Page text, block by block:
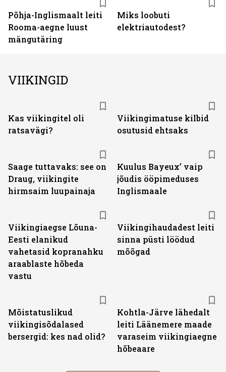
Põhja-Inglismaalt leiti
Rooma-aegne luust
mängutäring
Miks loobuti
elektriautodest?
VIIKINGID
Kas viikingitel oli
ratsavägi?
Viikingimatuse kilbid
osutusid ehtsaks
Saage tuttavaks: see on
Draug, viikingite
hirmsaim luupainaja
Kuulus Bayeux’ vaip
jõudis ööpimeduses
Inglismaale
Viikingiaegse Lõuna-
Eesti elanikud
vahetasid kopranahku
araablaste hõbeda
vastu
Viikingihaudadest leiti
sinna püsti löödud
mõõgad
Mõistatuslikud
viikingisõdalased
bersergid: kes nad olid?
Kohtla-Järve lähedalt
leiti Läänemere maade
varaseim viikingiaegne
hõbeaare